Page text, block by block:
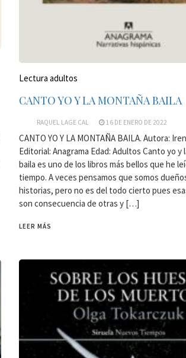
Lectura adultos
CANTO YO Y LA MONTAÑA BAILA
RAQUEL LAGE CAL 16 DE ENERO DE 2022
CANTO YO Y LA MONTAÑA BAILA. Autora:
Editorial: Anagrama Edad: Adultos Canto yo y
baila es uno de los libros más bellos que he
tiempo. A veces pensamos que somos
historias, pero no es del todo cierto pues
son consecuencia de otras y […]
LEER MÁS